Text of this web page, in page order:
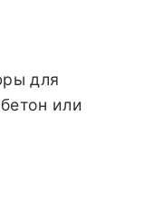
для
или